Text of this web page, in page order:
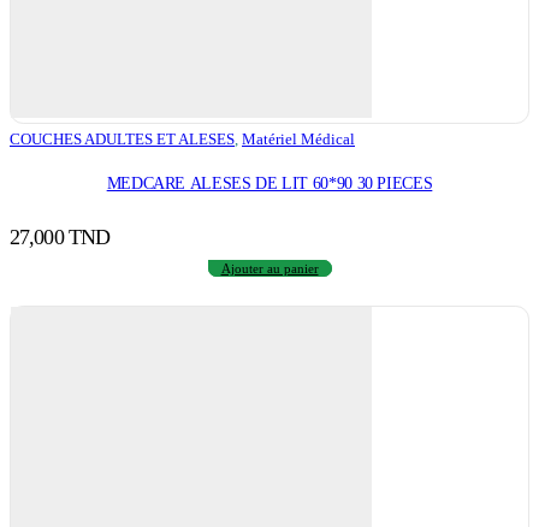
COUCHES ADULTES ET ALESES, Matériel Médical
MEDCARE ALESES DE LIT 60*90 30 PIECES
27,000TND
Ajouter au panier